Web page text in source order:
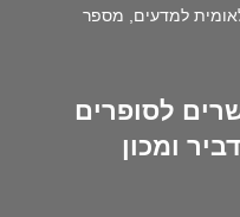
למדעים, מספר
לסופרים
ומכון